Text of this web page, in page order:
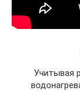
Учитывая